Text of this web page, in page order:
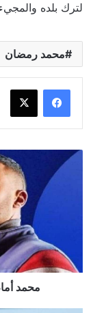
لترك بلده
محمد رمضان
محمد
الحب
ده
محمد